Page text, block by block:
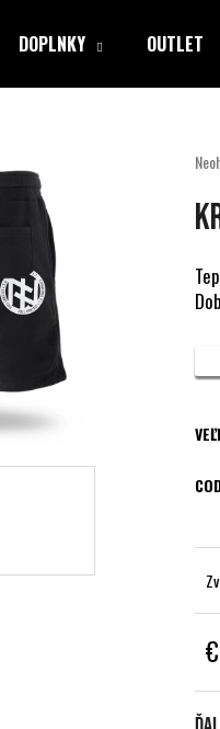
DOPLNKY OUTLET
je
z
5
HĽADAŤ